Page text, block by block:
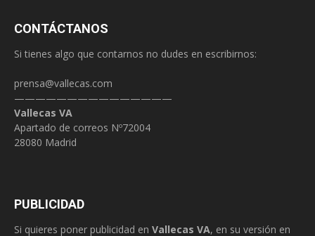
CONTÁCTANOS
Si tienes algo que contarnos no dudes en escribirnos:
prensa@vallecas.com
———————————————
Vallecas VA
Apartado de correos Nº72004
28080 Madrid
PUBLICIDAD
Si quieres poner publicidad en Vallecas VA, en su versión en